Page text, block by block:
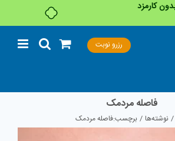
رزرو نوبت
فاصله مردمک
نوشته‌ها برچسب:فاصله مردمک